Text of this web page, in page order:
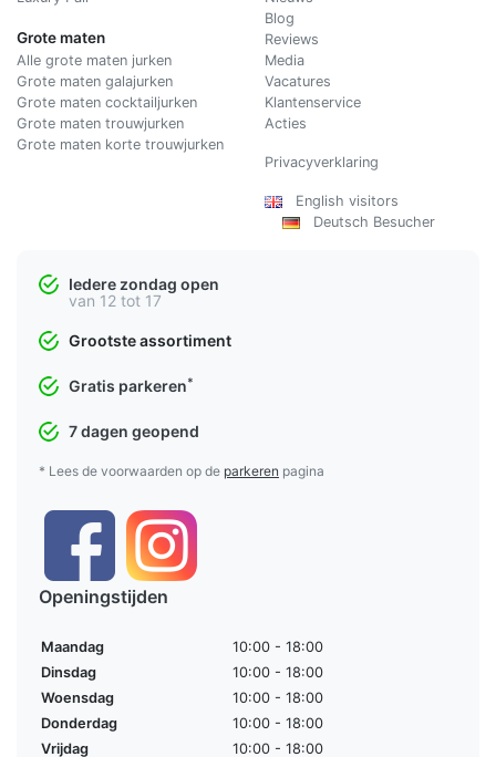
Grote maten
Alle grote maten jurken
Grote maten galajurken
Grote maten cocktailjurken
Grote maten trouwjurken
Grote maten korte trouwjurken
Blog
Reviews
Media
Vacatures
Klantenservice
Acties
Privacyverklaring
English visitors
Deutsch Besucher
Iedere zondag open
van 12 tot 17
Grootste assortiment
Gratis parkeren*
7 dagen geopend
* Lees de voorwaarden op de parkeren pagina
Openingstijden
Maandag
10:00 - 18:00
Dinsdag
10:00 - 18:00
Woensdag
10:00 - 18:00
Donderdag
10:00 - 18:00
Vrijdag
10:00 - 18:00